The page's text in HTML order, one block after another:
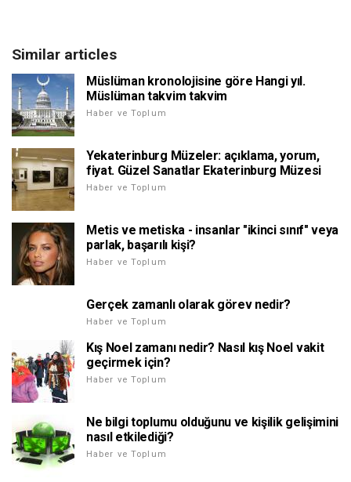
Similar articles
Müslüman kronolojisine göre Hangi yıl.
Müslüman takvim takvim
Haber ve Toplum
Yekaterinburg Müzeler: açıklama, yorum,
fiyat. Güzel Sanatlar Ekaterinburg Müzesi
Haber ve Toplum
Metis ve metiska - insanlar "ikinci sınıf" veya
parlak, başarılı kişi?
Haber ve Toplum
Gerçek zamanlı olarak görev nedir?
Haber ve Toplum
Kış Noel zamanı nedir? Nasıl kış Noel vakit
geçirmek için?
Haber ve Toplum
Ne bilgi toplumu olduğunu ve kişilik gelişimini
nasıl etkilediği?
Haber ve Toplum